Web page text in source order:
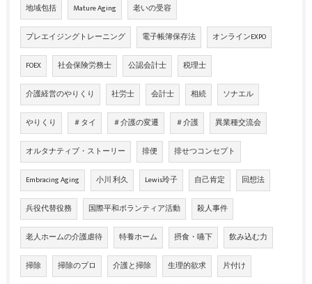
地域包括 Mature Aging 老いの受容
プレエイジングトレーニング 電子帳簿保存法 オンラインEXPO
FOEX 社会保険労務士 公認会計士 税理士
介護経営のやりくり 社労士 会計士 相続 ソナエル
やりくり ＃タイ ＃介護の変遷 ＃介護 異業種交流会
オルタナティブ・ストーリー 排便 排せつコンセプト
Embracing Aging 小川 利久 Lewis玲子 自己肯定 回想法
兵役代替役務 国際平和ボランティア活動 殺人事件
老人ホームの介護虐待 特養ホーム 摂食・嚥下 飲み込む力
掃除 掃除のプロ 介護と掃除 生理的欲求 片付け